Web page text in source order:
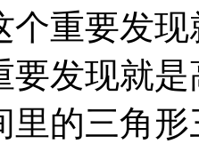
个重要发
要发现就
里的三角